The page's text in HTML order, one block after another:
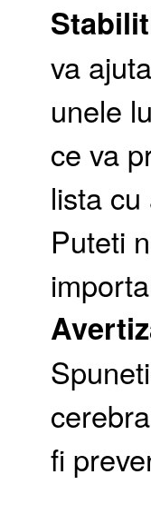
va
unele
ce va
lista
Puteti
fi